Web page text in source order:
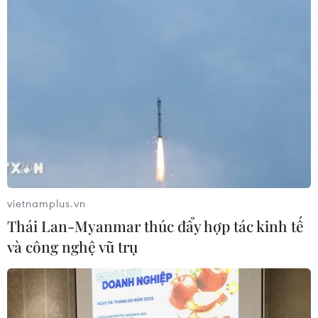
Mỹ trục xuất gần 1,5 triệu người nhập
cư trái phép trong 12 tháng
WHO ghi nhận tín hiệu tích cực từ
thử nghiệm điều trị Ebola tại Congo
04/08/2026 22:42
vietnamplus.vn
Thái Lan-Myanmar thúc đẩy hợp tác kinh tế
và công nghệ vũ trụ